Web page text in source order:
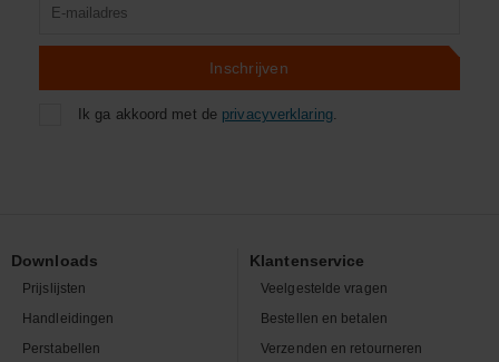
Inschrijven
Ik ga akkoord met de privacyverklaring.
Downloads
Prijslijsten
Handleidingen
Perstabellen
Klantenservice
Veelgestelde vragen
Bestellen en betalen
Verzenden en retourneren